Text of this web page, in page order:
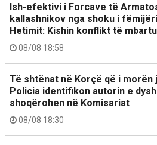
Ish-efektivi i Forcave të
kallashnikov nga shoku i
Hetimit: Kishin konflikt të
08/08 18:58
Të shtënat në Korçë që i
Policia identifikon autorin e
shoqërohen në Komisariat
08/08 18:30